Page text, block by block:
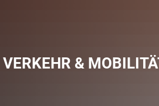
VERKEHR &